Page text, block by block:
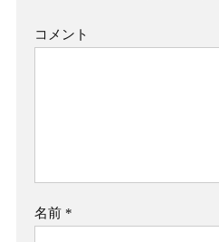
コメント
名前 *